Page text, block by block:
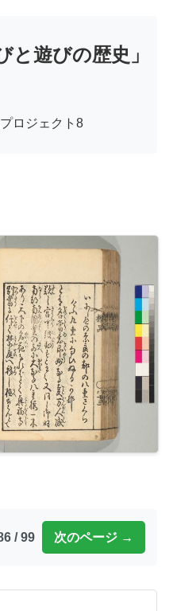
と遊びの歴史」
ロジェクト8
/ 99 次のページ →